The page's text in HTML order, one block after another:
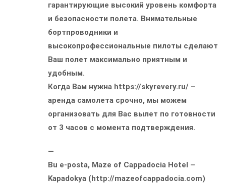
гарантирующие высокий уровень комфорта
и безопасности полета. Внимательные
бортпроводники и
высокопрофессиональные пилоты сделают
Ваш полет максимально приятным и
удобным.
Когда Вам нужна https://skyrevery.ru/ –
аренда самолета срочно, мы можем
организовать для Вас вылет по готовности
от 3 часов с момента подтверждения.
—
Bu e-posta, Maze of Cappadocia Hotel –
Kapadokya (http://mazeofcappadocia.com)